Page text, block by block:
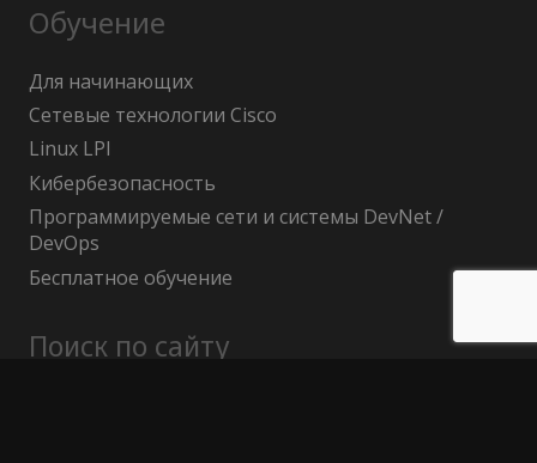
Обучение
Для начинающих
Сетевые технологии Cisco
Linux LPI
Кибербезопасность
Программируемые сети и системы DevNet /
DevOps
Бесплатное обучение
Поиск по сайту